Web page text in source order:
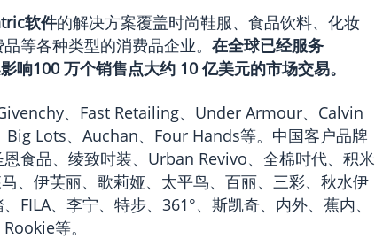
软件的解决方案覆盖时尚鞋服、食品饮料、化妆
等各种类型的消费品企业。 在全球已经服务
响100 万个销售点大约 10 亿美元的市场交易。
、Fast Retailing、Under Armour、Calvin
Lots、Auchan、Four Hands等。中国客户品牌
食品、绫致时装、Urban Revivo、全棉时代、积米
、伊芙丽、歌莉娅、太平鸟、百丽、三彩、秋水伊
FILA、李宁、特步、361°、斯凯奇、内外、蕉内、
等。